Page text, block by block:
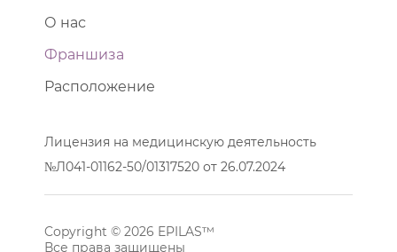
О нас
Франшиза
Расположение
Лицензия на медицинскую деятельность
№Л041-01162-50/01317520 от 26.07.2024
Copyright © 2026 EPILAS™
Все права защищены